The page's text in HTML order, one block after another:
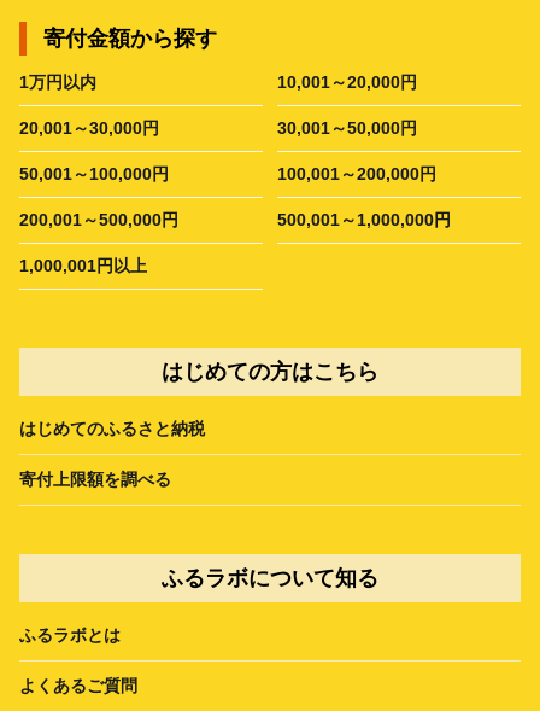
寄付金額から探す
1万円以内 10,001～20,000円
20,001～30,000円 30,001～50,000円
50,001～100,000円 100,001～200,000円
200,001～500,000円 500,001～1,000,000円
1,000,001円以上
はじめての方はこちら
はじめてのふるさと納税
寄付上限額を調べる
ふるラボについて知る
ふるラボとは
よくあるご質問